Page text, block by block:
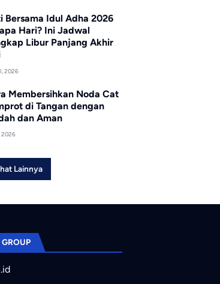
Bersama Idul Adha 2026
Hari? Ini Jadwal
Libur Panjang Akhir
2026
Membersihkan Noda Cat
di Tangan dengan
dan Aman
2026
Lainnya